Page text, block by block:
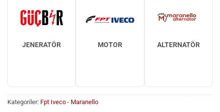
JENERATÖR MOTOR ALTERNATÖR
Kategoriler: Fpt Iveco - Maranello